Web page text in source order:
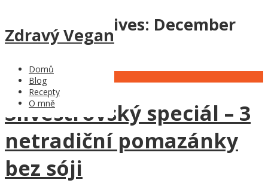
Zdravý Vegan
Domů
Blog
Recepty
O mně
Monthly Archives: December
2016
Dec
Silvestrovský speciál – 3
netradiční pomazánky
bez sóji